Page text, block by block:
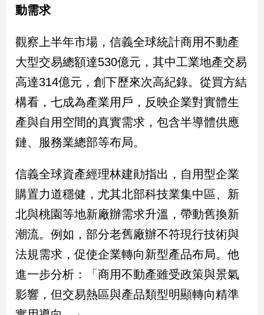
費
康/
親
子/
情
藝
術
／
文
電
影
推
薦
科
技/
遊
戲
運
動
動需求
觀察上半年市場，信義全球統計商用不動產
大型交易總額達530億元，其中工業地產交易
高達314億元，創下歷來次高紀錄。從買方結
構看，七成為產業用戶，反映企業對實體生
產與自用空間的真實需求，包含半導體供應
鏈、服務業總部等布局。
信義全球資產經理林建勛指出，自用型企業
購置力道穩健，尤其北部科技業集中區、新
北與桃園等地新廠辦需求升溫，帶動舊換新
潮流。例如，部分老舊廠辦不符現行技術與
法規需求，促使企業轉向新型產品布局。他
進一步分析：「商用不動產雖受政策與景氣
影響，但交易熱區與產品類型明顯轉向精準